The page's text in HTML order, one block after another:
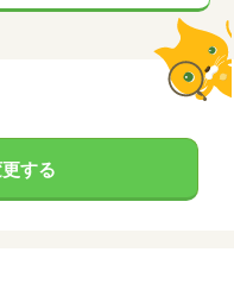
する